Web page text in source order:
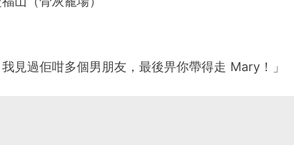
見過佢咁多個男朋友，最後畀你帶得走 Mary！」